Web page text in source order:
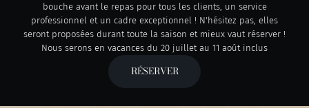
bouche avant le repas pour tous les clients, un service
professionnel et un cadre exceptionnel ! N'hésitez pas, elles
seront proposées durant toute la saison et mieux vaut réserver !
Nous serons en vacances du 20 juillet au 11 août inclus
RÉSERVER